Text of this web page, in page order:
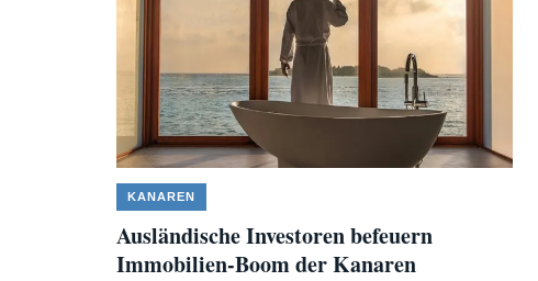
KANAREN
Ausländische Investoren befeuern
Immobilien-Boom der Kanaren